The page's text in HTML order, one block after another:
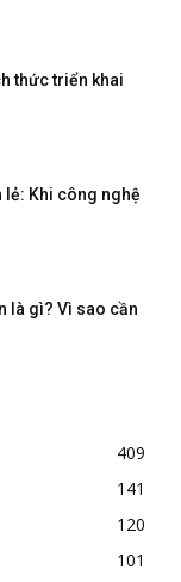
thức triển khai
lẻ: Khi công nghệ
là gì? Vì sao cần
409
141
120
101